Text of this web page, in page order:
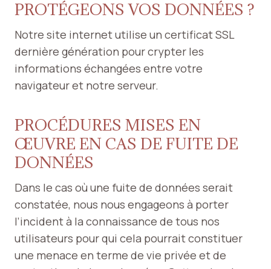
PROTÉGEONS VOS DONNÉES ?
Notre site internet utilise un certificat SSL
dernière génération pour crypter les
informations échangées entre votre
navigateur et notre serveur.
PROCÉDURES MISES EN
ŒUVRE EN CAS DE FUITE DE
DONNÉES
Dans le cas où une fuite de données serait
constatée, nous nous engageons à porter
l’incident à la connaissance de tous nos
utilisateurs pour qui cela pourrait constituer
une menace en terme de vie privée et de